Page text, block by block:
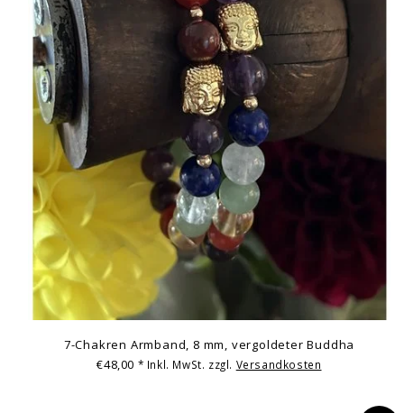
7-Chakren Armband, 8 mm, vergoldeter Buddha
€48,00 * Inkl. MwSt. zzgl. Versandkosten